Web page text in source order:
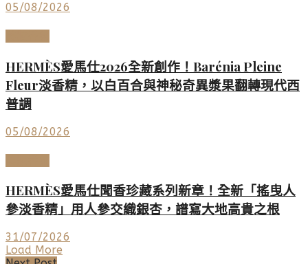
05/08/2026
HERMÈS愛馬仕2026全新創作！Barénia Pleine
Fleur淡香精，以白百合與神秘奇異漿果翻轉現代西
普調
05/08/2026
HERMÈS愛馬仕聞香珍藏系列新章！全新「搖曳人
參淡香精」用人參交織銀杏，譜寫大地高貴之根
31/07/2026
Load More